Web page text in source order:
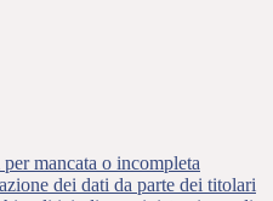
mancata o incompleta
dei dati da parte dei titolari